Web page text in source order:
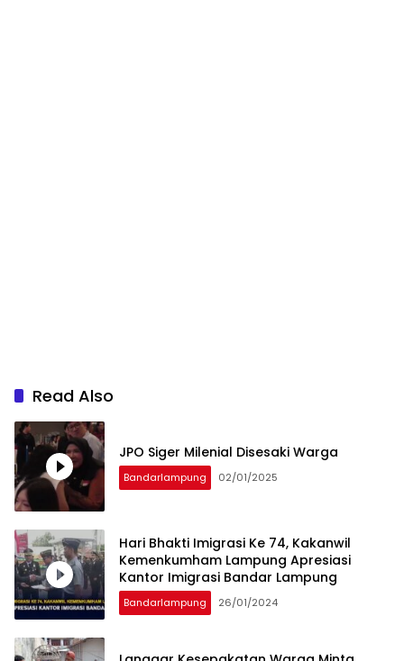
Read Also
JPO Siger Milenial Disesaki Warga
Bandarlampung 02/01/2025
Hari Bhakti Imigrasi Ke 74, Kakanwil
Kemenkumham Lampung Apresiasi
Kantor Imigrasi Bandar Lampung
Bandarlampung 26/01/2024